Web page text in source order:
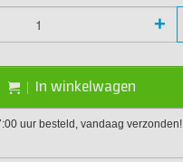
+
In winkelwagen
uur besteld, vandaag verzonden!